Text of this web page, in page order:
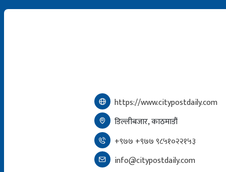
https://www.citypostdaily.com
डिल्लीबजार, काठमाडौं
+९७७ +९७७ ९८५१०२२१५३
info@citypostdaily.com